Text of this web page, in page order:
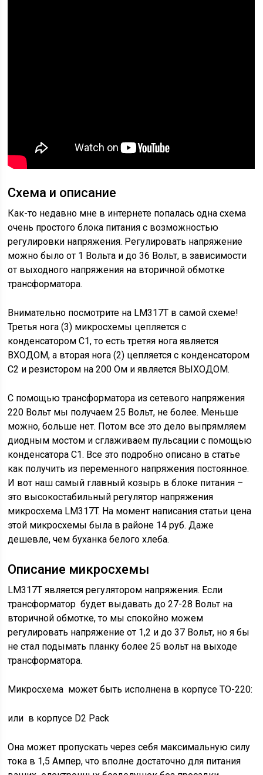
Схема и описание
Как-то недавно мне в интернете попалась одна схема
очень простого блока питания с возможностью
регулировки напряжения. Регулировать напряжение
можно было от 1 Вольта и до 36 Вольт, в зависимости
от выходного напряжения на вторичной обмотке
трансформатора.
Внимательно посмотрите на LM317T в самой схеме!
Третья нога (3) микросхемы цепляется с
конденсатором С1, то есть третяя нога является
ВХОДОМ, а вторая нога (2) цепляется с конденсатором
С2 и резистором на 200 Ом и является ВЫХОДОМ.
С помощью трансформатора из сетевого напряжения
220 Вольт мы получаем 25 Вольт, не более. Меньше
можно, больше нет. Потом все это дело выпрямляем
диодным мостом и сглаживаем пульсации с помощью
конденсатора С1. Все это подробно описано в статье
как получить из переменного напряжения постоянное.
И вот наш самый главный козырь в блоке питания –
это высокостабильный регулятор напряжения
микросхема LM317T. На момент написания статьи цена
этой микросхемы была в районе 14 руб. Даже
дешевле, чем буханка белого хлеба.
Описание микросхемы
LM317T является регулятором напряжения. Если
трансформатор будет выдавать до 27-28 Вольт на
вторичной обмотке, то мы спокойно можем
регулировать напряжение от 1,2 и до 37 Вольт, но я бы
не стал подымать планку более 25 вольт на выходе
трансформатора.
Микросхема может быть исполнена в корпусе ТО-220:
или в корпусе D2 Pack
Она может пропускать через себя максимальную силу
тока в 1,5 Ампер, что вполне достаточно для питания